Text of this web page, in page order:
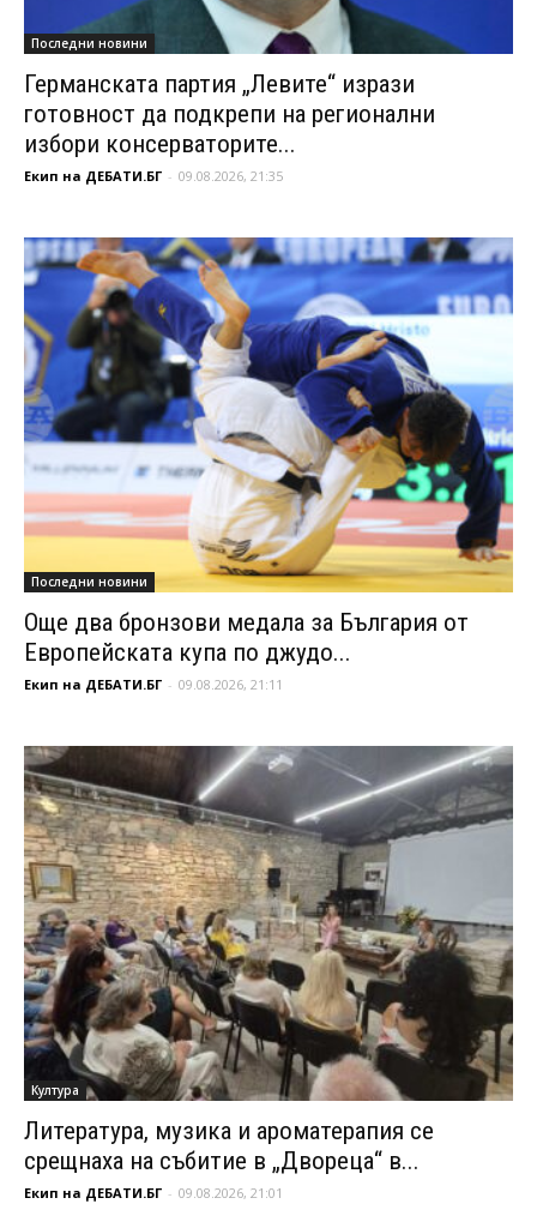
Последни новини
Германската партия „Левите“ изрази
готовност да подкрепи на регионални
избори консерваторите...
Екип на ДЕБАТИ.БГ - 09.08.2026, 21:35
Последни новини
Още два бронзови медала за България от
Европейската купа по джудо...
Екип на ДЕБАТИ.БГ - 09.08.2026, 21:11
Култура
Литература, музика и ароматерапия се
срещнаха на събитие в „Двореца“ в...
Екип на ДЕБАТИ.БГ - 09.08.2026, 21:01